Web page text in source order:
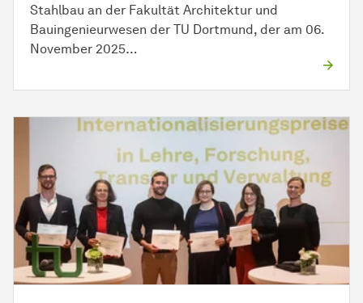
Stahlbau an der Fakultät Architektur und
Bauingenieurwesen der TU Dortmund, der am 06.
November 2025…